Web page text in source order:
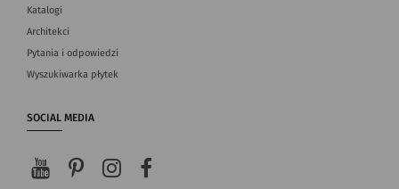
Katalogi
Architekci
Pytania i odpowiedzi
Wyszukiwarka płytek
SOCIAL MEDIA